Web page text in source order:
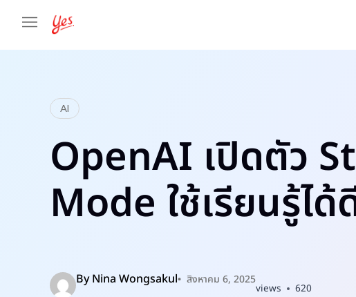
AI
OpenAI เปิดตัว
Mode ใช้เรียนรู้ไ
ByNina Wongsakul สิงหาคม 6, 2025
views 620